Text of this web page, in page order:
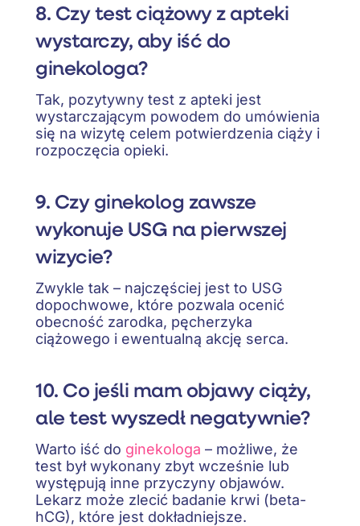
8. Czy test ciążowy z apteki
wystarczy, aby iść do
ginekologa?
Tak, pozytywny test z apteki jest
wystarczającym powodem do umówienia
się na wizytę celem potwierdzenia ciąży i
rozpoczęcia opieki.
9. Czy ginekolog zawsze
wykonuje USG na pierwszej
wizycie?
Zwykle tak – najczęściej jest to USG
dopochwowe, które pozwala ocenić
obecność zarodka, pęcherzyka
ciążowego i ewentualną akcję serca.
10. Co jeśli mam objawy ciąży,
ale test wyszedł negatywnie?
Warto iść do ginekologa – możliwe, że
test był wykonany zbyt wcześnie lub
występują inne przyczyny objawów.
Lekarz może zlecić badanie krwi (beta-
hCG), które jest dokładniejsze.